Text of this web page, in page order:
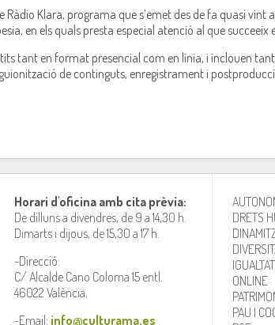
Klara, programa que s’emet des de fa quasi vint
en els quals presta especial atenció al que succeeix
tant en format presencial com en línia, i inclouen
de continguts, enregistrament i
Horari d'oficina amb cita prèvia:
De dilluns a divendres, de 9 a 14,30 h.
Dimarts i dijous, de 15,30 a 17 h.
-Direcció:
C/ Alcalde Cano Coloma 15 entl.
46022 València.
-Email: info@culturama.es
DRETS
IGUALTAT
ONLINE
PAU I